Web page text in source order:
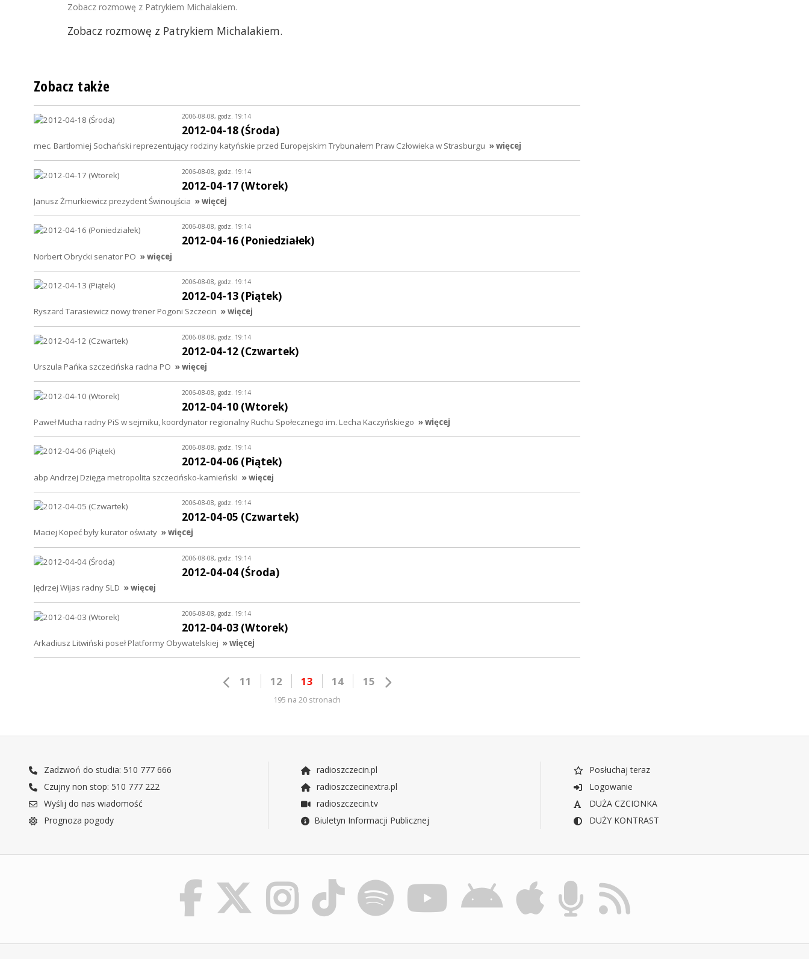
Zobacz rozmowę z Patrykiem Michalakiem.
Zobacz rozmowę z Patrykiem Michalakiem.
Zobacz także
2006-08-08, godz. 19:14
2012-04-18 (Środa)
mec. Bartłomiej Sochański reprezentujący rodziny katyńskie przed Europejskim Trybunałem Praw Człowieka w Strasburgu » więcej
2006-08-08, godz. 19:14
2012-04-17 (Wtorek)
Janusz Żmurkiewicz prezydent Świnoujścia » więcej
2006-08-08, godz. 19:14
2012-04-16 (Poniedziałek)
Norbert Obrycki senator PO » więcej
2006-08-08, godz. 19:14
2012-04-13 (Piątek)
Ryszard Tarasiewicz nowy trener Pogoni Szczecin » więcej
2006-08-08, godz. 19:14
2012-04-12 (Czwartek)
Urszula Pańka szczecińska radna PO » więcej
2006-08-08, godz. 19:14
2012-04-10 (Wtorek)
Paweł Mucha radny PiS w sejmiku, koordynator regionalny Ruchu Społecznego im. Lecha Kaczyńskiego » więcej
2006-08-08, godz. 19:14
2012-04-06 (Piątek)
abp Andrzej Dzięga metropolita szczecińsko-kamieński » więcej
2006-08-08, godz. 19:14
2012-04-05 (Czwartek)
Maciej Kopeć były kurator oświaty » więcej
2006-08-08, godz. 19:14
2012-04-04 (Środa)
Jędrzej Wijas radny SLD » więcej
2006-08-08, godz. 19:14
2012-04-03 (Wtorek)
Arkadiusz Litwiński poseł Platformy Obywatelskiej » więcej
11 12 13 14 15
195 na 20 stronach
Zadzwoń do studia: 510 777 666
Czujny non stop: 510 777 222
Wyślij do nas wiadomość
Prognoza pogody
radioszczecin.pl
radioszczecinextra.pl
radioszczecin.tv
Biuletyn Informacji Publicznej
Posłuchaj teraz
Logowanie
DUŻA CZCIONKA
DUŻY KONTRAST